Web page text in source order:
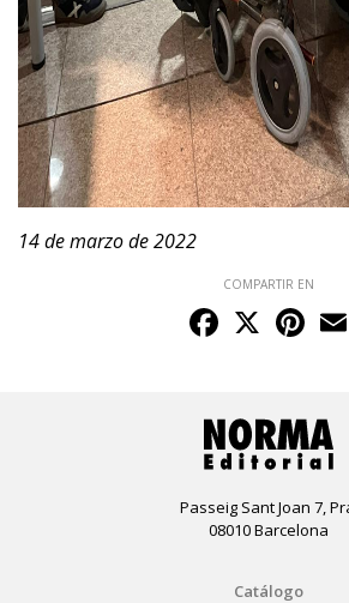
14 de marzo de 2022
COMPARTIR EN
Facebook
X
Passeig Sant Joan 7,
08010 Barcelona
Catálogo